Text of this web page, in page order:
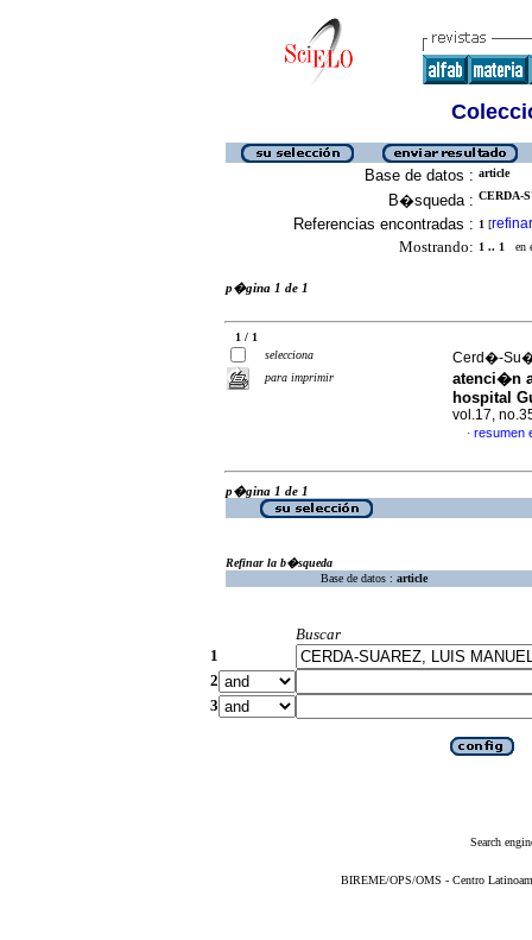
Base de datos : article
B�squeda : CERDA-
Referencias encontradas : 1 [refinar
Mostrando: 1 .. 1 en
p�gina 1 de 1
1 / 1
selecciona
para imprimir
Cerd�-
atenci�n
hospital
vol.17,
· resumen
p�gina 1 de 1
Refinar la b�squeda
Base de datos : article
Buscar
1
2
3
Search
BIREME/OPS/OMS - Centro